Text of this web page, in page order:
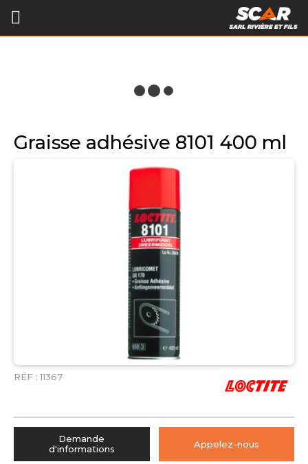
Graisse adhésive 8101 400 ml
RÉF : 11367
Demande
d'informations
Appelez-nous